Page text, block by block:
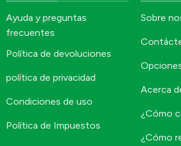
Ayuda y preguntas
frecuentes
Política de devoluciones
política de privacidad
Condiciones de uso
Política de Impuestos
Sobre
Acerca
¿Cómo
¿Cómo